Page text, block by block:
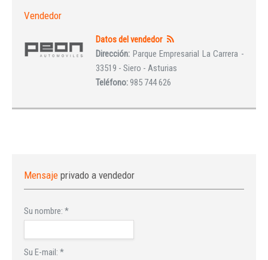
Vendedor
Datos del vendedor
Dirección: Parque Empresarial La Carrera -
33519 - Siero - Asturias
Teléfono:985 744 626
Mensaje privado a vendedor
Su nombre: *
Su E-mail: *